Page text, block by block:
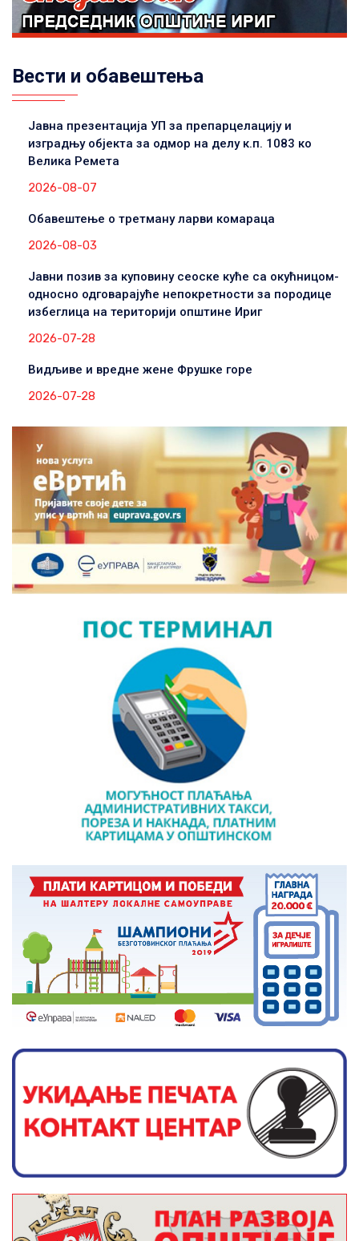
Вести и обавештења
Јавна презентација УП за препарцелацију и
изградњу објекта за одмор на делу к.п. 1083 ко
Велика Ремета
2026-08-07
Обавештење о третману ларви комараца
2026-08-03
Јавни позив за куповину сеоске куће са окућницом-
односно одговарајуће непокретности за породице
избеглица на територији општине Ириг
2026-07-28
Видљиве и вредне жене Фрушке горе
2026-07-28